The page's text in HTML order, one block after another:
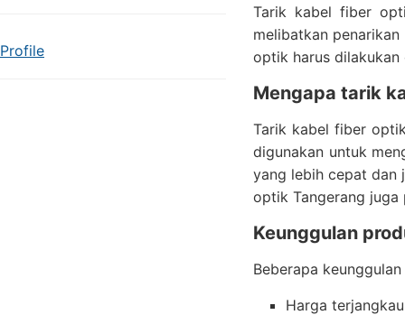
Profile
Tarik kabel fiber
melibatkan
optik harus
Mengapa tarik
Tarik kabel fiber
digunakan untuk
yang lebih cepat dan
optik Tangerang
Keunggulan
Beberapa
Harga terjangkau